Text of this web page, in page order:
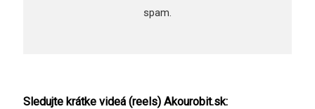
spam.
Sledujte krátke videá (reels) Akourobit.sk: